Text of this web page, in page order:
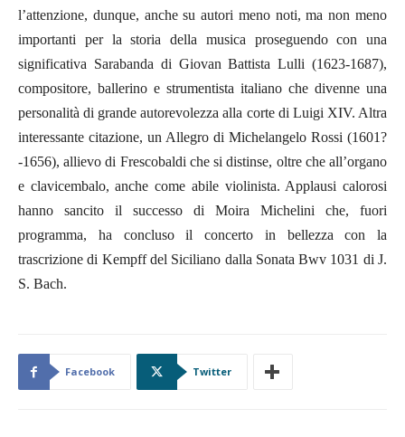
l’attenzione, dunque, anche su autori meno noti, ma non meno
importanti per la storia della musica proseguendo con una
significativa Sarabanda di Giovan Battista Lulli (1623-1687),
compositore, ballerino e strumentista italiano che divenne una
personalità di grande autorevolezza alla corte di Luigi XIV. Altra
interessante citazione, un Allegro di Michelangelo Rossi (1601?
-1656), allievo di Frescobaldi che si distinse, oltre che all’organo
e clavicembalo, anche come abile violinista. Applausi calorosi
hanno sancito il successo di Moira Michelini che, fuori
programma, ha concluso il concerto in bellezza con la
trascrizione di Kempff del Siciliano dalla Sonata Bwv 1031 di J.
S. Bach.
Facebook Twitter